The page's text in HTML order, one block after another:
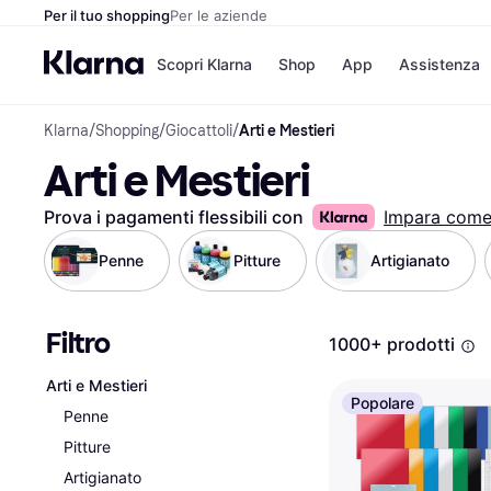
Per il tuo shoppingPer le aziende
Scopri Klarna
Paga in 3 rate
Paga dopo 30 giorni
Finanziamento
Shop
eBay
Zalando
Elenco negozi
App Assistenza
Klarna/Shopping/Giocattoli/Arti e Mestieri
Arti e Mestieri
Prova i pagamenti flessibili con Impara come
Penne Pitture Artigianato
Filtro
Arti e Mestieri
Penne
Pitture
Artigianato
1000+ prodotti
Popolare